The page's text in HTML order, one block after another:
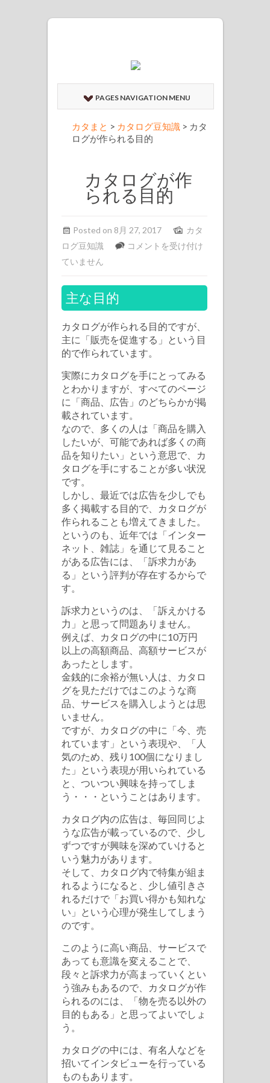
PAGES NAVIGATION MENU
カタまと > カタログ豆知識 > カタ
ログが作られる目的
カタログが作
られる目的
Posted on 8月 27, 2017
カタ
ログ豆知識
カ
作
ら
れ
る
目
的
は
コメントを受け付け
ていません
主な目的
カタログが作られる目的ですが、
主に「販売を促進する」という目
的で作られています。
実際にカタログを手にとってみる
とわかりますが、すべてのページ
に「商品、広告」のどちらかが掲
載されています。
なので、多くの人は「商品を購入
したいが、可能であれば多くの商
品を知りたい」という意思で、カ
タログを手にすることが多い状況
です。
しかし、最近では広告を少しでも
多く掲載する目的で、カタログが
作られることも増えてきました。
というのも、近年では「インター
ネット、雑誌」を通じて見ること
がある広告には、「訴求力があ
る」という評判が存在するからで
す。
訴求力というのは、「訴えかける
力」と思って問題ありません。
例えば、カタログの中に10万円
以上の高額商品、高額サービスが
あったとします。
金銭的に余裕が無い人は、カタロ
グを見ただけではこのような商
品、サービスを購入しようとは思
いません。
ですが、カタログの中に「今、売
れています」という表現や、「人
気のため、残り100個になりまし
た」という表現が用いられている
と、ついつい興味を持ってしま
う・・・ということはあります。
カタログ内の広告は、毎回同じよ
うな広告が載っているので、少し
ずつですが興味を深めていけると
いう魅力があります。
そして、カタログ内で特集が組ま
れるようになると、少し値引きさ
れるだけで「お買い得かも知れな
い」という心理が発生してしまう
のです。
このように高い商品、サービスで
あっても意識を変えることで、
段々と訴求力が高まっていくとい
う強みもあるので、カタログが作
られるのには、「物を売る以外の
目的もある」と思ってよいでしょ
う。
カタログの中には、有名人などを
招いてインタビューを行っている
ものもあります。